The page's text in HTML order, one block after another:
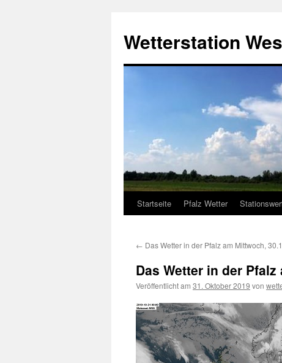
springen
Wetterstation
Startseite Pfalz Wetter
← Das Wetter in der Pfalz am Mittwoch,
Das Wetter in der
Veröffentlicht am 31. Oktober 2019 von